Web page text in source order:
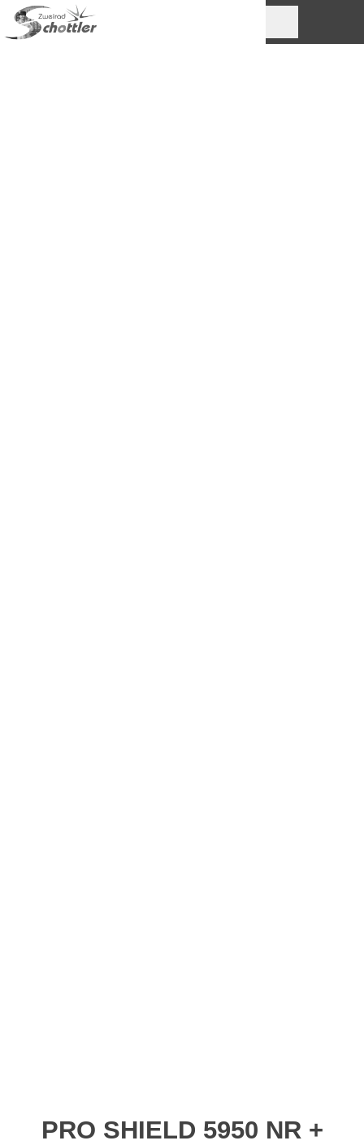
PRO SHIELD 5950 NR +